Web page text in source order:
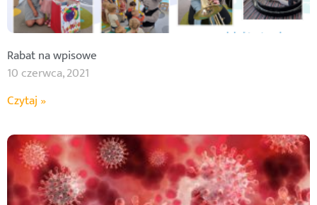
Rabat na wpisowe
10 czerwca, 2021
Czytaj »